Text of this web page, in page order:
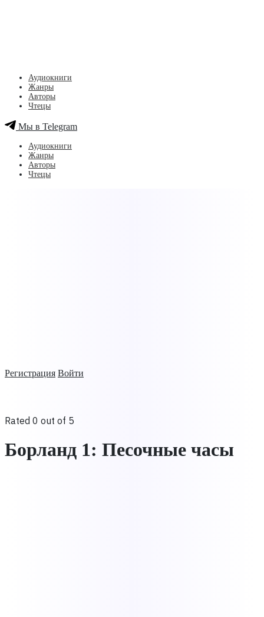
Регистрация Войти
Аудиокниги
Жанры
Авторы
Чтецы
Мы в Telegram
Аудиокниги
Жанры
Авторы
Чтецы
Rated 0 out of 5
Борланд 1: Песочные часы